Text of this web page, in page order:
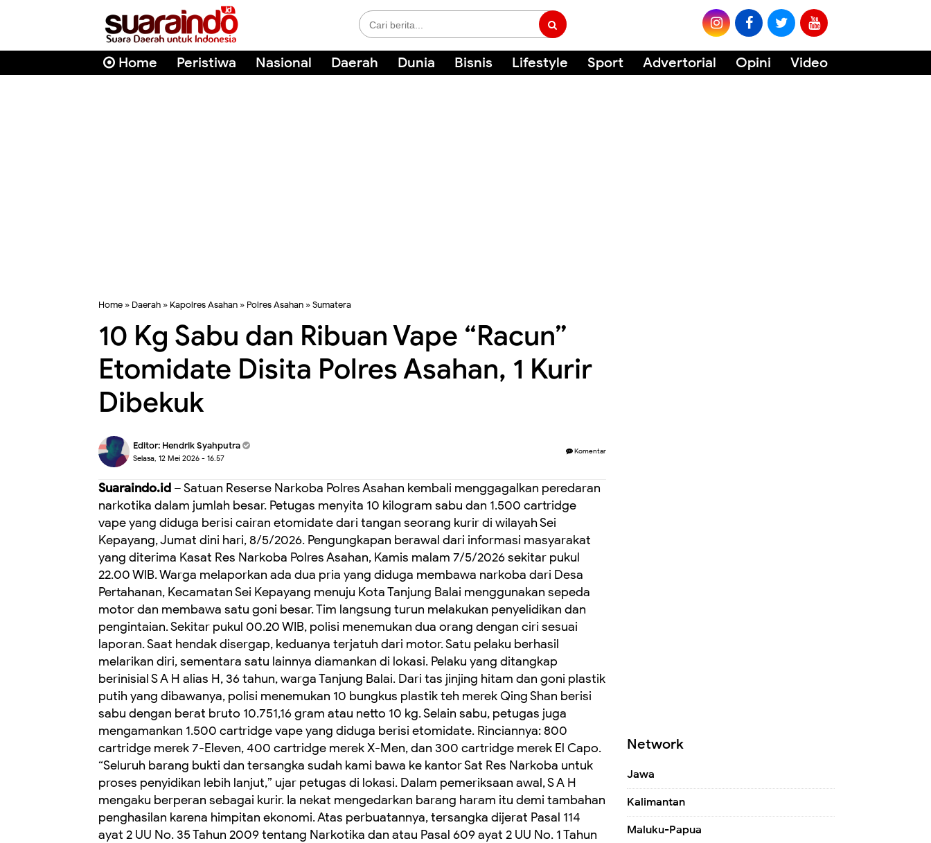
Home Peristiwa Nasional Daerah Dunia Bisnis Lifestyle Sport Advertorial Opini Video
Home » Daerah » Kapolres Asahan » Polres Asahan »Sumatera
10 Kg Sabu dan Ribuan Vape “Racun”
Etomidate Disita Polres Asahan, 1 Kurir
Dibekuk
Editor: Hendrik Syahputra
Selasa, 12 Mei 2026 - 16.57
Komentar
Suaraindo.id – Satuan Reserse Narkoba Polres Asahan kembali menggagalkan peredaran
narkotika dalam jumlah besar. Petugas menyita 10 kilogram sabu dan 1.500 cartridge
vape yang diduga berisi cairan etomidate dari tangan seorang kurir di wilayah Sei
Kepayang, Jumat dini hari, 8/5/2026. Pengungkapan berawal dari informasi masyarakat
yang diterima Kasat Res Narkoba Polres Asahan, Kamis malam 7/5/2026 sekitar pukul
22.00 WIB. Warga melaporkan ada dua pria yang diduga membawa narkoba dari Desa
Pertahanan, Kecamatan Sei Kepayang menuju Kota Tanjung Balai menggunakan sepeda
motor dan membawa satu goni besar. Tim langsung turun melakukan penyelidikan dan
pengintaian. Sekitar pukul 00.20 WIB, polisi menemukan dua orang dengan ciri sesuai
laporan. Saat hendak disergap, keduanya terjatuh dari motor. Satu pelaku berhasil
melarikan diri, sementara satu lainnya diamankan di lokasi. Pelaku yang ditangkap
berinisial S A H alias H, 36 tahun, warga Tanjung Balai. Dari tas jinjing hitam dan goni plastik
putih yang dibawanya, polisi menemukan 10 bungkus plastik teh merek Qing Shan berisi
sabu dengan berat bruto 10.751,16 gram atau netto 10 kg. Selain sabu, petugas juga
mengamankan 1.500 cartridge vape yang diduga berisi etomidate. Rinciannya: 800
cartridge merek 7-Eleven, 400 cartridge merek X-Men, dan 300 cartridge merek El Capo.
“Seluruh barang bukti dan tersangka sudah kami bawa ke kantor Sat Res Narkoba untuk
proses penyidikan lebih lanjut,” ujar petugas di lokasi. Dalam pemeriksaan awal, S A H
mengaku berperan sebagai kurir. Ia nekat mengedarkan barang haram itu demi tambahan
penghasilan karena himpitan ekonomi. Atas perbuatannya, tersangka dijerat Pasal 114
ayat 2 UU No. 35 Tahun 2009 tentang Narkotika dan atau Pasal 609 ayat 2 UU No. 1 Tahun
Network
Jawa
Kalimantan
Maluku-Papua